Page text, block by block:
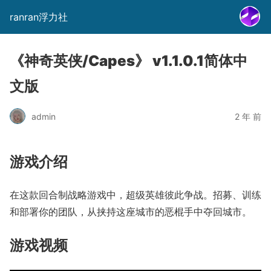
ranran浮力社
《神奇英侠/Capes》 v1.1.0.1简体中
文版
admin 2 年 前
游戏介绍
在这款回合制战略游戏中，超级英雄彼此争战。招募、训练
和部署你的团队，从挟持这座城市的恶棍手中夺回城市。
游戏视频